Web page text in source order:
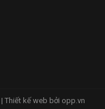
Thiết kế web bởi opp.vn